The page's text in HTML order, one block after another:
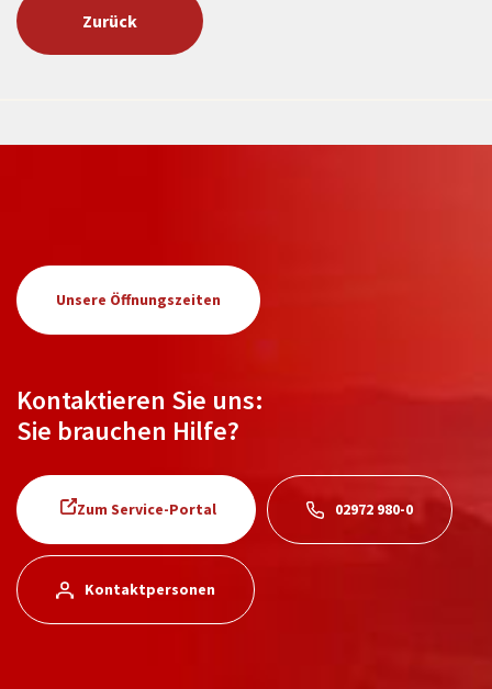
Zurück
Unsere Öffnungszeiten
Kontaktieren Sie uns:
Sie brauchen Hilfe?
Zum Service-Portal 02972 980-0
Kontaktpersonen